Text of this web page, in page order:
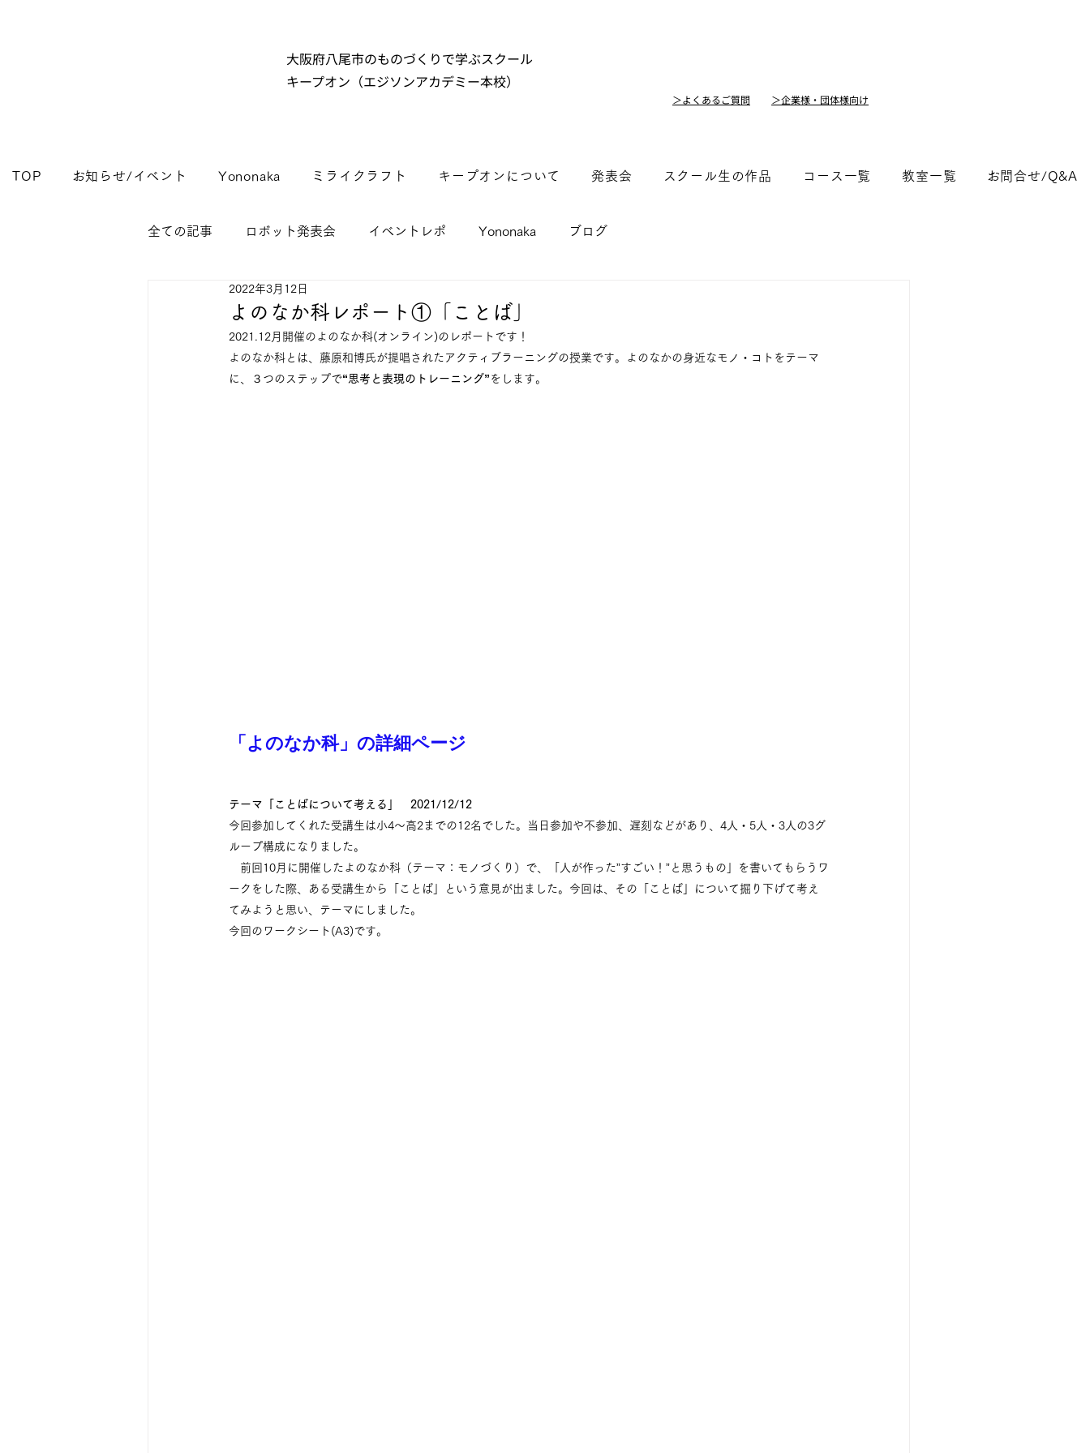
大阪府八尾市のものづくりで学ぶスクール
キープオン（エジソンアカデミー本校）
＞よくあるご質問 ＞企業様・団体様向け
TOP お知らせ/イベント Yononaka ミライクラフト キープオンについて 発表会 スクール生の作品 コース一覧 教室一覧 ​お問合せ/Q&A
全ての記事 ロボット発表会 イベントレポ Yononaka ブログ
よのなか科レポート①「ことば」
2022年3月12日
2021.12月開催のよのなか科(オンライン)のレポートです！
よのなか科とは、藤原和博氏が提唱されたアクティブラーニングの授業です。よのなかの身近なモノ・コトをテーマ
に、３つのステップで“思考と表現のトレーニング” をします。
「よのなか科」の詳細ページ
テーマ「ことばについて考える」　2021/12/12
今回参加してくれた受講生は小4〜高2までの12名でした。当日参加や不参加、遅刻などがあり、4人・5人・3人の3グ
ループ構成になりました。
前回10月に開催したよのなか科（テーマ：モノづくり）で、「人が作った”すごい！”と思うもの」を書いてもらうワ
ークをした際、ある受講生から「ことば」という意見が出ました。今回は、その「ことば」について掘り下げて考え
てみようと思い、テーマにしました。
今回のワークシート(A3)です。